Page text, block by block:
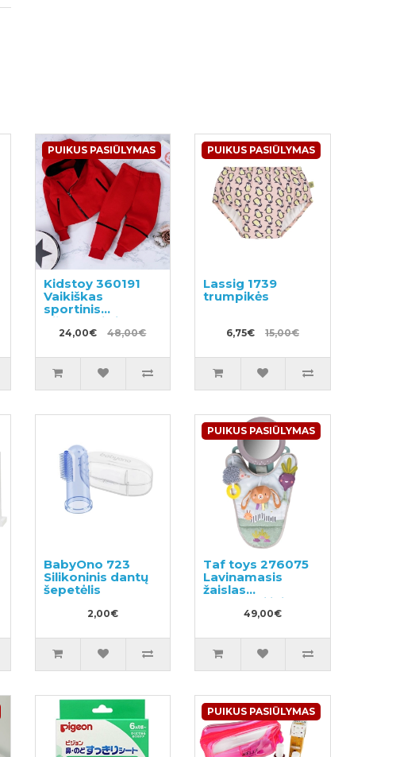
PUIKUS PASIŪLYMAS
Kidstoy 360191
Vaikiškas
sportinis
džemperis ir
sportinės kelnės
24,00€ 48,00€
PUIKUS PASIŪLYMAS
Lassig 1739
trumpikės
6,75€ 15,00€
BabyOno 723
Silikoninis dantų
šepetėlis
2,00€
PUIKUS PASIŪLYMAS
Taf toys 276075
Lavinamasis
žaislas
automobiliui
49,00€
PUIKUS PASIŪLYMAS